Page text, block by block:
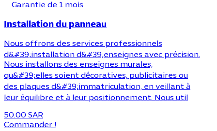
Garantie de 1 mois
Installation du panneau
Nous offrons des services professionnels
d&#39;installation d&#39;enseignes avec précision.
Nous installons des enseignes murales,
qu&#39;elles soient décoratives, publicitaires ou
des plaques d&#39;immatriculation, en veillant à
leur équilibre et à leur positionnement. Nous util
50.00 SAR
Commander !